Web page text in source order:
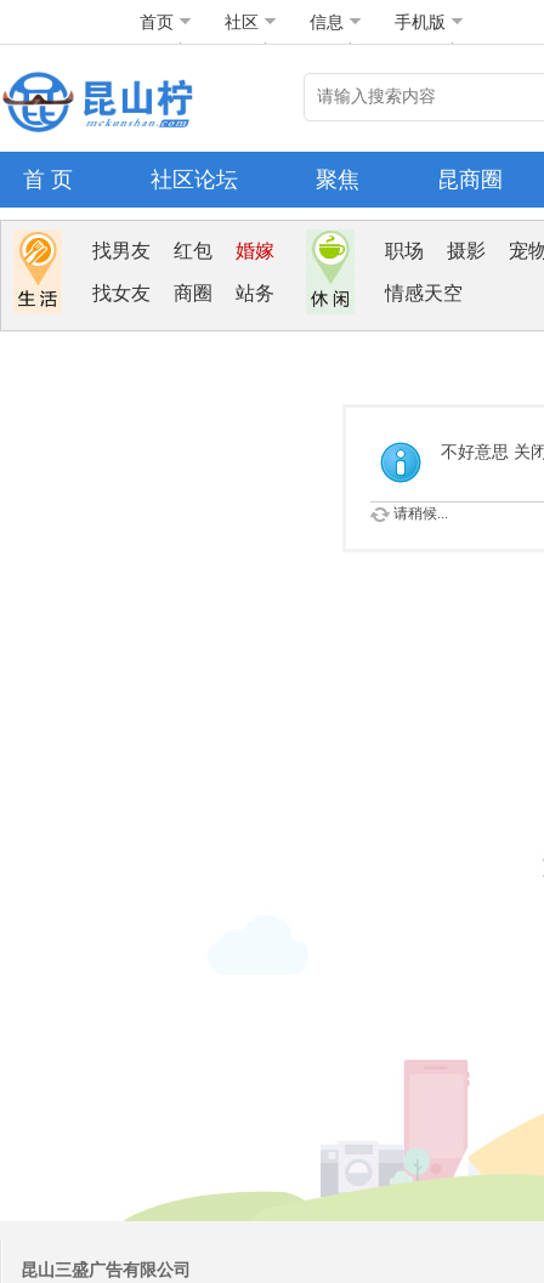
首页 社区 信息 手机版
首 页 社区论坛 聚焦 昆商圈
找男友 红包 婚嫁
找女友 商圈 站务
职场 摄影 宠
情感天空
不好意思 关
请稍候...
昆山三盛广告有限公司